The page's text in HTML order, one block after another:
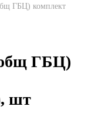
ГБЦ) комплект
ГБЦ)
шт